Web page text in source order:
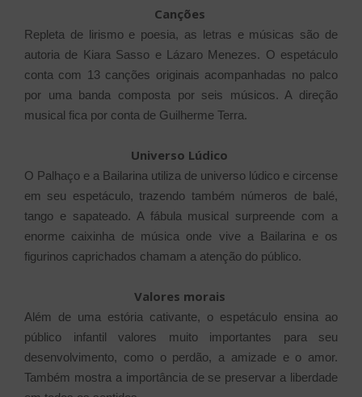
Canções
Repleta de lirismo e poesia, as letras e músicas são de
autoria de Kiara Sasso e Lázaro Menezes. O espetáculo
conta com 13 canções originais acompanhadas no palco
por uma banda composta por seis músicos. A direção
musical fica por conta de Guilherme Terra.
Universo Lúdico
O Palhaço e a Bailarina utiliza de universo lúdico e circense
em seu espetáculo, trazendo também números de balé,
tango e sapateado. A fábula musical surpreende com a
enorme caixinha de música onde vive a Bailarina e os
figurinos caprichados chamam a atenção do público.
Valores morais
Além de uma estória cativante, o espetáculo ensina ao
público infantil valores muito importantes para seu
desenvolvimento, como o perdão, a amizade e o amor.
Também mostra a importância de se preservar a liberdade